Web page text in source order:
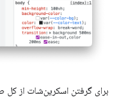
برای گرفتن اسکرین‌شات از